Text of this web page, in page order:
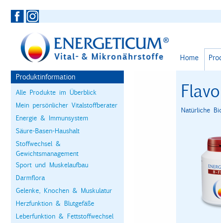
Home
Produktinformation
Alle Produkte im Überblick
Mein persönlicher Vitalstoffberater
Energie & Immunsystem
Säure-Basen-Haushalt
Stoffwechsel &
Gewichtsmanagement
Sport und Muskelaufbau
Darmflora
Gelenke, Knochen & Muskulatur
Herzfunktion & Blutgefäße
Leberfunktion & Fettstoffwechsel
Natürliche